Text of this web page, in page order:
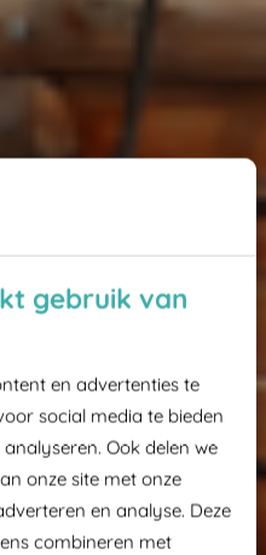
gebruik van
en advertenties te
social media te bieden
Ook delen we
onze site met onze
en analyse. Deze
combineren met